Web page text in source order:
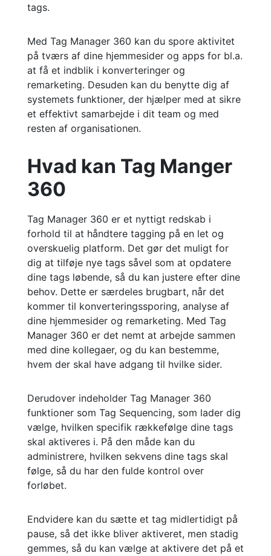
tags.
Med Tag Manager 360 kan du spore aktivitet
på tværs af dine hjemmesider og apps for bl.a.
at få et indblik i konverteringer og
remarketing. Desuden kan du benytte dig af
systemets funktioner, der hjælper med at sikre
et effektivt samarbejde i dit team og med
resten af organisationen.
Hvad kan Tag Manger
360
Tag Manager 360 er et nyttigt redskab i
forhold til at håndtere tagging på en let og
overskuelig platform. Det gør det muligt for
dig at tilføje nye tags såvel som at opdatere
dine tags løbende, så du kan justere efter dine
behov. Dette er særdeles brugbart, når det
kommer til konverteringssporing, analyse af
dine hjemmesider og remarketing. Med Tag
Manager 360 er det nemt at arbejde sammen
med dine kollegaer, og du kan bestemme,
hvem der skal have adgang til hvilke sider.
Derudover indeholder Tag Manager 360
funktioner som Tag Sequencing, som lader dig
vælge, hvilken specifik rækkefølge dine tags
skal aktiveres i. På den måde kan du
administrere, hvilken sekvens dine tags skal
følge, så du har den fulde kontrol over
forløbet.
Endvidere kan du sætte et tag midlertidigt på
pause, så det ikke bliver aktiveret, men stadig
gemmes, så du kan vælge at aktivere det på et